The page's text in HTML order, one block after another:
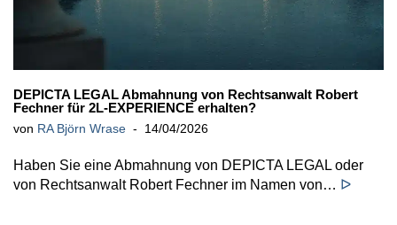
DEPICTA LEGAL Abmahnung von Rechtsanwalt Robert
Fechner für 2L-EXPERIENCE erhalten?
von RA Björn Wrase 14/04/2026
Haben Sie eine Abmahnung von DEPICTA LEGAL oder
von Rechtsanwalt Robert Fechner im Namen von… ᐅ